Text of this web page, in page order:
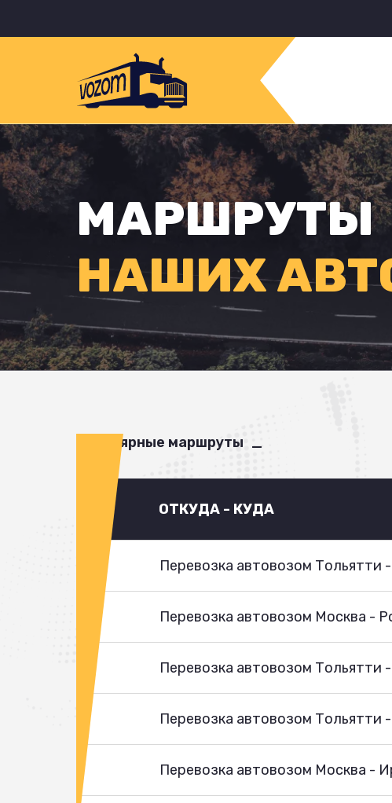
МАРШРУТЫ
НАШИХ
Популярные маршруты
ОТКУДА - КУДА
Перевозка автовозом Тольятти
Перевозка автовозом Москва -
Перевозка автовозом Тольятти
Перевозка автовозом Тольятти
Перевозка автовозом Москва -